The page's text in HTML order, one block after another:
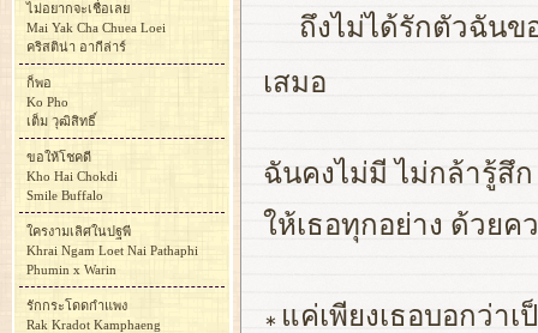
ถึงไม่ได้รักตัวฉันข
เสมอ
ฉันคงไม่มี ไม่กล้ารู้สึ
ให้เธอทุกอย่าง ด้วย
∗ แค่เพียงเธอบอกว่า
ไม่อยากจะเชื่อเลย
Mai Yak Cha Chuea Loei
คริสติน่า อากีล่าร์
ก็พอ
Ko Pho
เต็ม วุฒิสิทธิ์
ขอให้โชคดี
Kho Hai Chokdi
Smile Buffalo
ใครงามเลิศในปฐพี
Khrai Ngam Loet Nai Pathaphi
Phumin x Warin
รักกระโดดกำแพง
Rak Kradot Kamphaeng